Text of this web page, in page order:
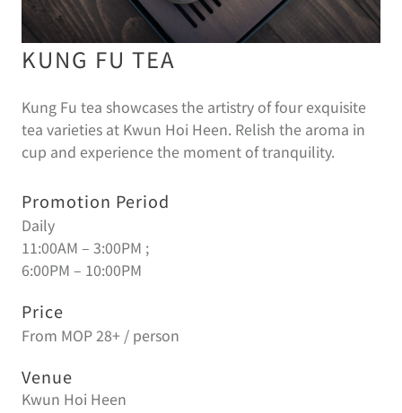
KUNG FU TEA
Kung Fu tea showcases the artistry of four exquisite
tea varieties at Kwun Hoi Heen. Relish the aroma in
cup and experience the moment of tranquility.
Promotion Period
Daily
11:00AM – 3:00PM ;
6:00PM – 10:00PM
Price
From MOP 28+ / person
Venue
Kwun Hoi Heen